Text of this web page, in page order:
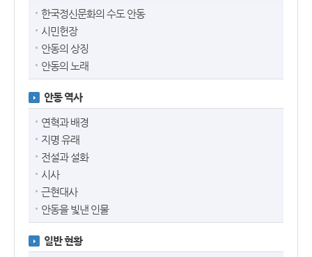
한국정신문화의 수도 안동
시민헌장
안동의 상징
안동의 노래
안동 역사
연혁과 배경
지명 유래
전설과 설화
시사
근현대사
안동을 빛낸 인물
일반 현황